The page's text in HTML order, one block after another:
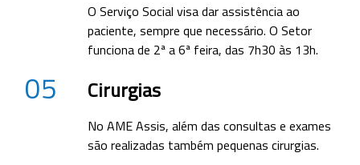
O Serviço Social visa dar assistência ao
paciente, sempre que necessário. O Setor
funciona de 2ª a 6ª feira, das 7h30 às 13h.
05 Cirurgias
No AME Assis, além das consultas e exames
são realizadas também pequenas cirurgias.